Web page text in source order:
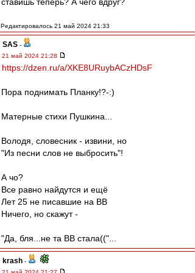
Редактировалось 21 май 2024 21:33
SAS -
21 май 2024 21:28
https://dzen.ru/a/XKE8URuybACzHDsF
Пора поднимать Планку!?-:)
Матерные стихи Пушкина...
Володя, словесник - извини, но
"Из песни слов не выбросить"!
А чо?
Все равно найдутся и ещё
Лет 25 не писавшие на ВВ
Ничего, но скажут -
"Да, бля...не та ВВ стала(("...
krash -